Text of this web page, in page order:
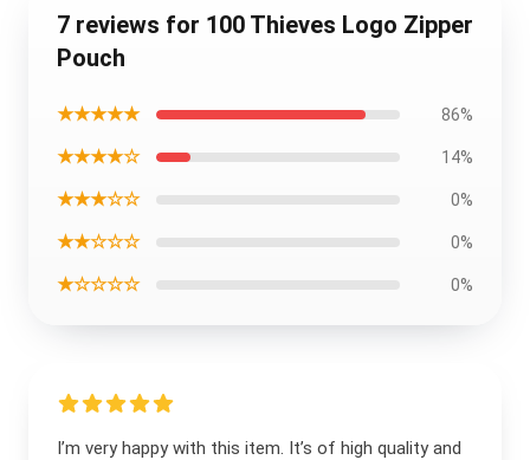
7 reviews for 100 Thieves Logo Zipper
Pouch
★★★★★ 86%
★★★★☆ 14%
★★★☆☆ 0%
★★☆☆☆ 0%
★☆☆☆☆ 0%
I’m very happy with this item. It’s of high quality and